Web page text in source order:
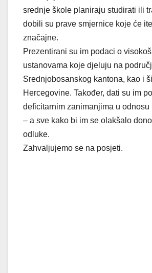
srednje škole planiraju studirati ili
dobili su prave smjernice koje će
značajne.
Prezentirani su im podaci o
ustanovama koje djeluju na
Srednjobosanskog kantona, kao i
Hercegovine. Također, dati su im
deficitarnim zanimanjima u odnosu
– a sve kako bi im se olakšalo
odluke.
Zahvaljujemo se na posjeti.